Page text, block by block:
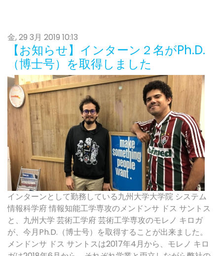
金, 29 3月 2019 10:13
【お知らせ】インターン２名がPh.D.
（博士号）を取得しました
インターンとして勤務している九州大学大学院 システム
情報科学府 情報知能工学専攻のメンドンサ ドス サントス
と、九州大学 芸術工学府 芸術工学専攻のモレノ キロガ
が、今月Ph.D.（博士号）を取得することが出来ました。
メンドンサ ドス サントスは2017年4月から、モレノ キロ